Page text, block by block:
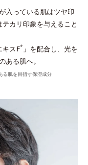
入っている肌はツヤ印
カリ印象を与えること
キスF* 」を配合し、光を
ある肌へ。
る肌を目指す保湿成分